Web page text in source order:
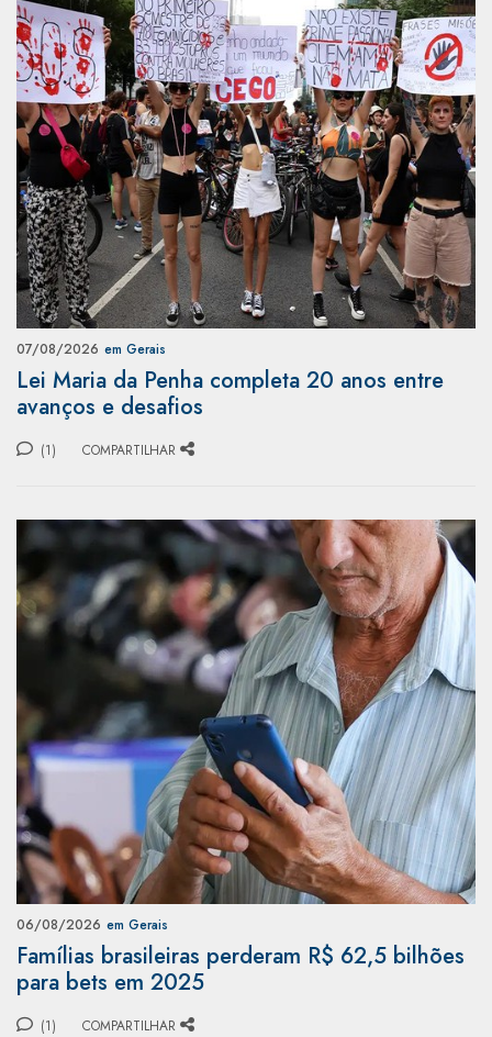
07/08/2026 em Gerais
Lei Maria da Penha completa 20 anos entre
avanços e desafios
(1) COMPARTILHAR
06/08/2026 em Gerais
Famílias brasileiras perderam R$ 62,5 bilhões
para bets em 2025
(1) COMPARTILHAR